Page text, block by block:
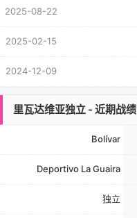
2025-08-22
2025-02-15
2024-12-09
里瓦达维亚独立 - 近期战绩
Bolívar
Deportivo La Guaira
独立